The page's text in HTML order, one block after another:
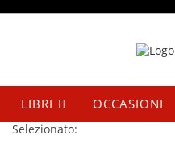
LIBRI OCCASIONI
Selezionato: